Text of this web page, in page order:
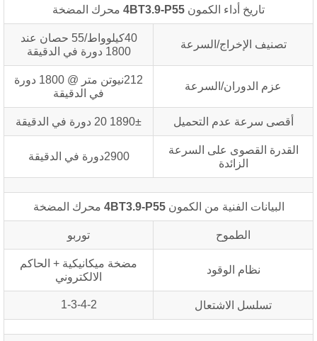
تاريخ أداء الكمون4BT3.9-P55 محرك المضخة
تصنيف الإخراج/السرعة
40كيلوواط/55 حصان عند
1800 دورة في الدقيقة
عزم الدوران/السرعة
212نيوتن متر @ 1800 دورة
في الدقيقة
أقصى سرعة عدم التحميل 1890± 20 دورة في الدقيقة
القدرة القصوى على السرعة
الزائدة
2900دورة في الدقيقة
البيانات الفنية من الكمون4BT3.9-P55 محرك المضخة
الطموح توربو
نظام الوقود
مضخة ميكانيكية + الحاكم
الالكتروني
تسلسل الاشتعال 1-3-4-2